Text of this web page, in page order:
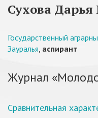
Сухова
Государственный
Зауралья, аспирант
Журнал
Сравнительная